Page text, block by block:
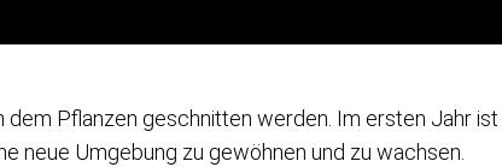
dem Pflanzen geschnitten werden. Im ersten Jahr ist
neue Umgebung zu gewöhnen und zu wachsen.